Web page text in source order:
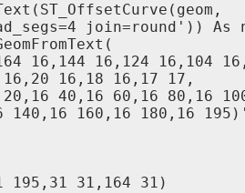
join=round')) As
16,144 16,124 16,104
16,18 16,17 17,
40,16 60,16 80,16
195,31 31,164 31)